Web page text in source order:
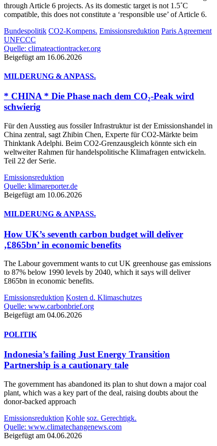
through Article 6 projects. As its domestic target is not 1.5˚C
compatible, this does not constitute a ‘responsible use’ of Article 6.
Bundespolitik CO2-Kompens. Emissionsreduktion Paris Agreement
UNFCCC
Quelle: climateactiontracker.org
Beigefügt am 16.06.2026
MILDERUNG & ANPASS.
* CHINA * Die Phase nach dem CO₂-Peak wird
schwierig
Für den Ausstieg aus fossiler Infrastruktur ist der Emissionshandel in
China zentral, sagt Zhibin Chen, Experte für CO2-Märkte beim
Thinktank Adelphi. Beim CO2-Grenzausgleich könnte sich ein
weltweiter Rahmen für handelspolitische Klimafragen entwickeln.
Teil 22 der Serie.
Emissionsreduktion
Quelle: klimareporter.de
Beigefügt am 10.06.2026
MILDERUNG & ANPASS.
How UK’s seventh carbon budget will deliver
‚£865bn’ in economic benefits
The Labour government wants to cut UK greenhouse gas emissions
to 87% below 1990 levels by 2040, which it says will deliver
£865bn in economic benefits.
Emissionsreduktion Kosten d. Klimaschutzes
Quelle: www.carbonbrief.org
Beigefügt am 04.06.2026
POLITIK
Indonesia’s failing Just Energy Transition
Partnership is a cautionary tale
The government has abandoned its plan to shut down a major coal
plant, which was a key part of the deal, raising doubts about the
donor-backed approach
Emissionsreduktion Kohle soz. Gerechtigk.
Quelle: www.climatechangenews.com
Beigefügt am 04.06.2026